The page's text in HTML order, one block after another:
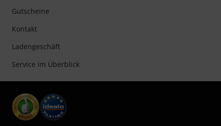
Gutscheine
Kontakt
Ladengeschäft
Service im Überblick